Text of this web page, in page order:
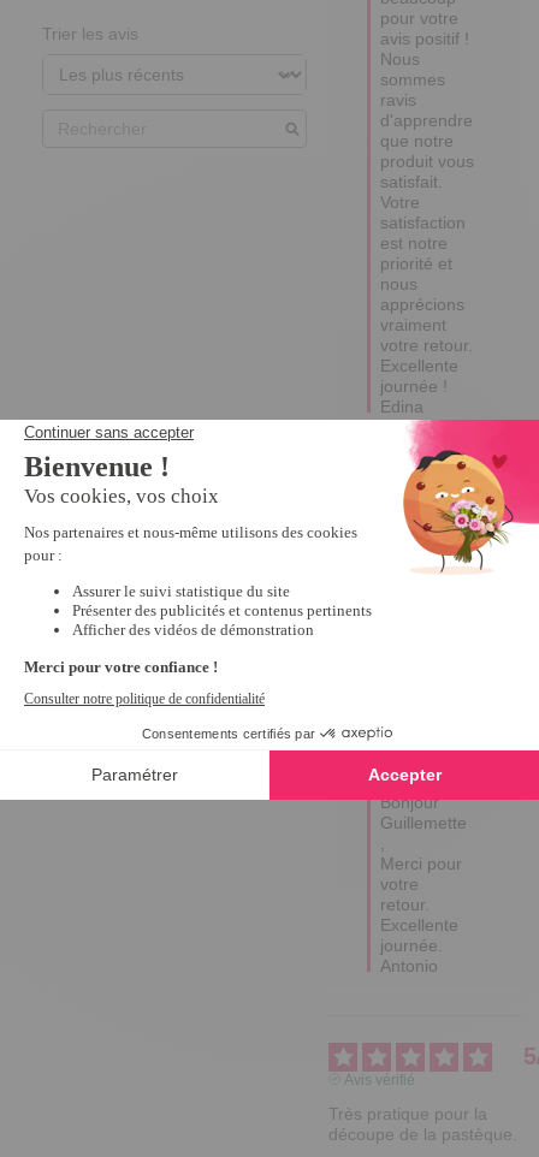
Trier les avis
pour votre
avis positif !
Nous
sommes
ravis
d'apprendre
que notre
produit vous
satisfait.
Votre
satisfaction
est notre
priorité et
nous
apprécions
vraiment
votre retour.
Excellente
journée !
Edina
Avis vérifié
Je crois pouvoir m'en
Avis du
Réponse de
tempsl.fr
Bonjour
Guillemette
Merci pour
votre
retour.
Excellente
journée.
Antonio
5
Avis vérifié
Très pratique pour la
découpe de la pastèque.